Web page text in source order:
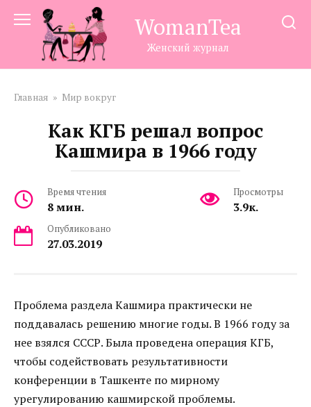
Перейти
контенту
WomanTea
Женский журнал
Главная » Мир вокруг
Как КГБ решал вопрос
Кашмира в 1966 году
Время чтения
8 мин.
Просмотры
3.9к.
Опубликовано
27.03.2019
Проблема раздела Кашмира практически не
поддавалась решению многие годы. В 1966 году за
нее взялся СССР. Была проведена операция КГБ,
чтобы содействовать результативности
конференции в Ташкенте по мирному
урегулированию кашмирской проблемы.